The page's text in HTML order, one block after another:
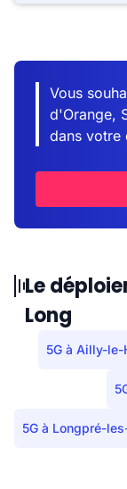
Vous
d'Orange,
dans votre
Le
Long
5G à Ailly-
5G à Longpré-